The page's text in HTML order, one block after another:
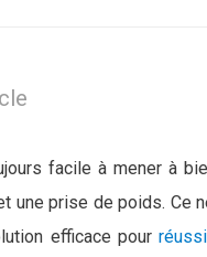
facile à mener à
une prise de poids.
efficace pour